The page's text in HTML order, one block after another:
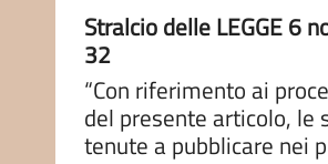
Stralcio delle LEGGE 6
32
“Con riferimento ai
del presente articolo, le
tenute a pubblicare nei